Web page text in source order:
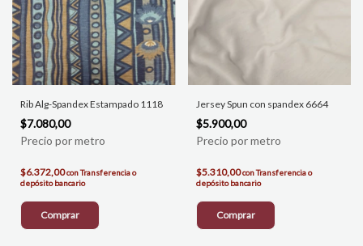
Rib Alg-Spandex Estampado 1118
$7.080,00
$6.372,00conTransferencia o
depósito bancario
Comprar
Jersey Spun con spandex 6664
$5.900,00
$5.310,00conTransferencia o
depósito bancario
Comprar